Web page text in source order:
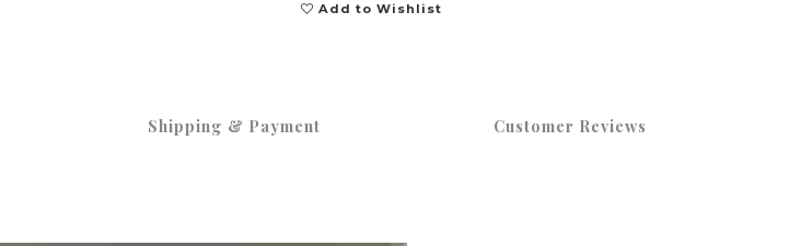
Add to Wishlist
Shipping & Payment Customer Reviews